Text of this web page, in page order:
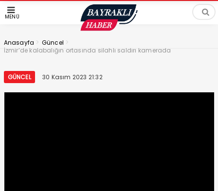
MENÜ
Anasayfa > Güncel >
İzmir’de kalabalığın ortasında silahlı saldırı kamerada
GÜNCEL 30 Kasım 2023 21:32